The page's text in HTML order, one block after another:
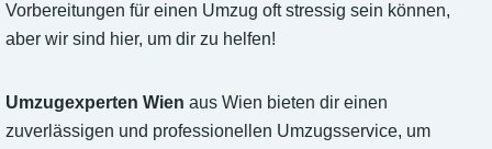
Vorbereitungen für einen Umzug oft stressig sein können,
aber wir sind hier, um dir zu helfen!
Umzugexperten Wien aus Wien bieten dir einen
zuverlässigen und professionellen Umzugsservice, um